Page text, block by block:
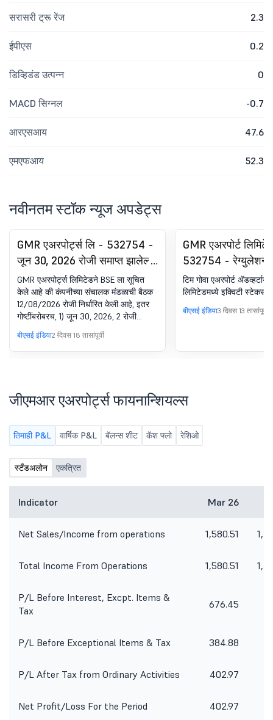
सरासरी ट्रू रेंज 2.3
ईपीएस 0.2
डिव्हिडंड उत्पन्न 0
MACD सिग्नल -0.7
आरएसआय 47.6
एमएफआय 52.3
नवीनतम स्टॉक न्यूज अपडेट्स
GMR एअरपोर्ट्स लि - 532754 -
जून 30, 2026 रोजी समाप्त झालेल्या
तिमाहीसाठी अनऑडिटेड
फायनान्शियल रिझल्ट (स्टँडअलोन
आणि कन्सोलिडेटेड) च्या विचार आणि
मंजुरीसाठी बोर्ड मीटिंग सूचना, निधी
उभारण्यासाठी आणि पुन्हा वित्तपुरवठा
करण्याच्या उद्देशाने नॉन-कन्व्हर्टेबल
GMR एअरपोर्ट्स लिमिटेडने BSE ला सूचित
केले आहे की कंपनीच्या संचालक मंडळाची बैठक
12/08/2026 रोजी निर्धारित केली आहे, इतर
गोष्टींबरोबरच, 1) जून 30, 2026, 2 रोजी
संपलेल्या तिमाहीसाठी अनऑडिटेड
फायनान्शियल परिणाम (स्टँडअलोन आणि
कन्सोलिडेटेड) फंड उभारण्यासाठी रिझोल्यूशन
बीएसई इंडिया2 दिवस 18 तासांपूर्वी
GMR एअरपोर्ट
532754 - रेग्युलेशन
अंतर्गत घोषणा -
टिम गोवा एअरपोर्ट
लिमिटेडमध्ये इक्विटी
बीएसई इंडिया3 दिवस 13 तासांपूर्वी
जीएमआर एअरपोर्ट्स फायनान्शियल्स
तिमाही P&L वार्षिक P&L बॅलन्स शीट कॅश फ्लो रेशिओ
स्टँडअलोन एकत्रित
Indicator Mar 26
Net Sales/Income from operations 1,580.51
Total Income From Operations 1,580.51
P/L Before Interest, Excpt. Items &
Tax
676.45
P/L Before Exceptional Items & Tax 384.88
P/L After Tax from Ordinary Activities 402.97
Net Profit/Loss For the Period 402.97